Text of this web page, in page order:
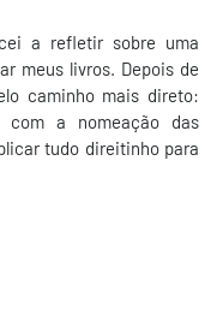
a refletir sobre uma
meus livros. Depois de
caminho mais direto:
com a nomeação das
tudo direitinho para